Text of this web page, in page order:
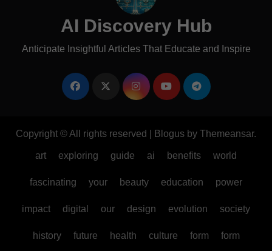
AI Discovery Hub
Anticipate Insightful Articles That Educate and Inspire
Copyright © All rights reserved Blogus by Themeansar.
art exploring guide ai benefits world
fascinating your beauty education power
impact digital our design evolution society
history future health culture form form